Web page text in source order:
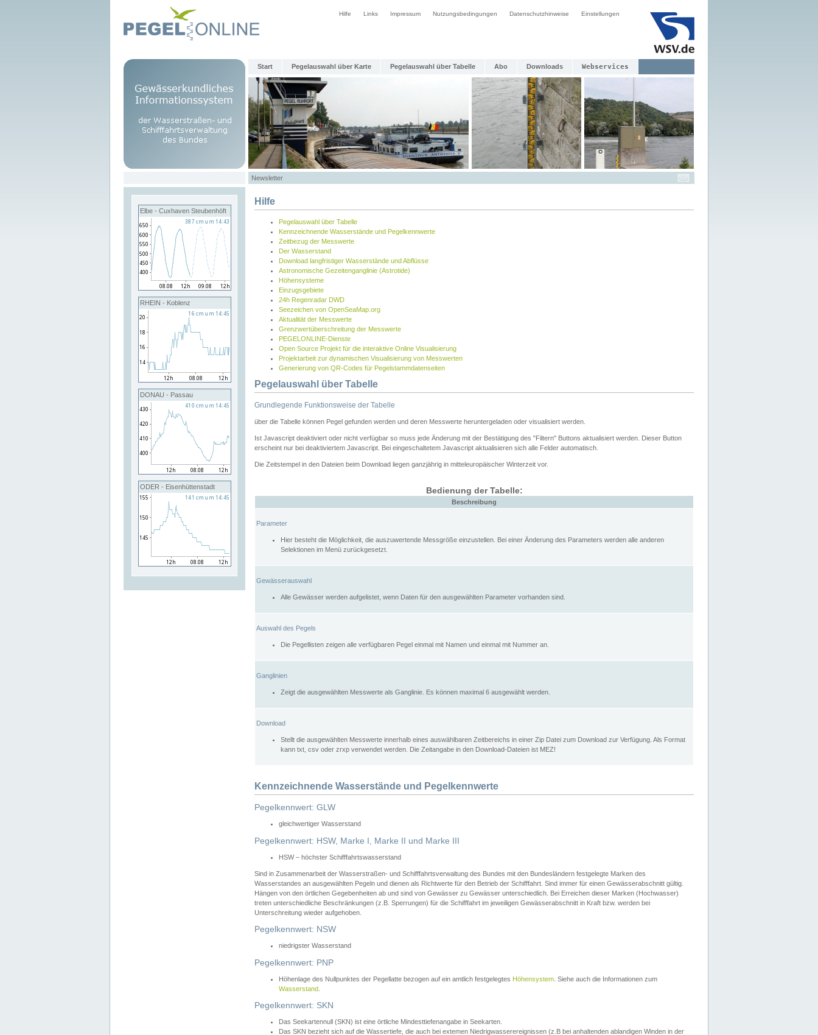
Hilfe Links Impressum Nutzungsbedingungen Datenschutzhinweise Einstellungen
Start Pegelauswahl über Karte Pegelauswahl über Tabelle Abo Downloads Webservices
Newsletter
Elbe - Cuxhaven Steubenhöft
RHEIN - Koblenz
DONAU - Passau
ODER - Eisenhüttenstadt
Hilfe
Pegelauswahl über Tabelle
Kennzeichnende Wasserstände und Pegelkennwerte
Zeitbezug der Messwerte
Der Wasserstand
Download langfristiger Wasserstände und Abflüsse
Astronomische Gezeitenganglinie (Astrotide)
Höhensysteme
Einzugsgebiete
24h Regenradar DWD
Seezeichen von OpenSeaMap.org
Aktualität der Messwerte
Grenzwertüberschreitung der Messwerte
PEGELONLINE-Dienste
Open Source Projekt für die interaktive Online Visualisierung
Projektarbeit zur dynamischen Visualisierung von Messwerten
Generierung von QR-Codes für Pegelstammdatenseiten
Pegelauswahl über Tabelle
Grundlegende Funktionsweise der Tabelle
über die Tabelle können Pegel gefunden werden und deren Messwerte heruntergeladen oder visualisiert werden.
Ist Javascript deaktiviert oder nicht verfügbar so muss jede Änderung mit der Bestätigung des "Filtern" Buttons aktualisiert werden. Dieser Button
erscheint nur bei deaktiviertem Javascript. Bei eingeschaltetem Javascript aktualisieren sich alle Felder automatisch.
Die Zeitstempel in den Dateien beim Download liegen ganzjährig in mitteleuropäischer Winterzeit vor.
Bedienung der Tabelle:
Beschreibung
Parameter
Hier besteht die Möglichkeit, die auszuwertende Messgröße einzustellen. Bei einer Änderung des Parameters werden alle anderen
Selektionen im Menü zurückgesetzt.
Gewässerauswahl
Alle Gewässer werden aufgelistet, wenn Daten für den ausgewählten Parameter vorhanden sind.
Auswahl des Pegels
Die Pegellisten zeigen alle verfügbaren Pegel einmal mit Namen und einmal mit Nummer an.
Ganglinien
Zeigt die ausgewählten Messwerte als Ganglinie. Es können maximal 6 ausgewählt werden.
Download
Stellt die ausgewählten Messwerte innerhalb eines auswählbaren Zeitbereichs in einer Zip Datei zum Download zur Verfügung. Als Format
kann txt, csv oder zrxp verwendet werden. Die Zeitangabe in den Download-Dateien ist MEZ!
Kennzeichnende Wasserstände und Pegelkennwerte
Pegelkennwert: GLW
gleichwertiger Wasserstand
Pegelkennwert: HSW, Marke I, Marke II und Marke III
HSW – höchster Schifffahrtswasserstand
Sind in Zusammenarbeit der Wasserstraßen- und Schifffahrtsverwaltung des Bundes mit den Bundesländern festgelegte Marken des
Wasserstandes an ausgewählten Pegeln und dienen als Richtwerte für den Betrieb der Schifffahrt. Sind immer für einen Gewässerabschnitt gültig.
Hängen von den örtlichen Gegebenheiten ab und sind von Gewässer zu Gewässer unterschiedlich. Bei Erreichen dieser Marken (Hochwasser)
treten unterschiedliche Beschränkungen (z.B. Sperrungen) für die Schifffahrt im jeweiligen Gewässerabschnitt in Kraft bzw. werden bei
Unterschreitung wieder aufgehoben.
Pegelkennwert: NSW
niedrigster Wasserstand
Pegelkennwert: PNP
Höhenlage des Nullpunktes der Pegellatte bezogen auf ein amtlich festgelegtes Höhensystem . Siehe auch die Informationen zum
Wasserstand
Pegelkennwert: SKN
Das Seekartennull (SKN) ist eine örtliche Mindesttiefenangabe in Seekarten.
Das SKN bezieht sich auf die Wassertiefe, die auch bei extemen Niedrigwasserereignissen (z.B bei anhaltenden ablandigen Winden in der